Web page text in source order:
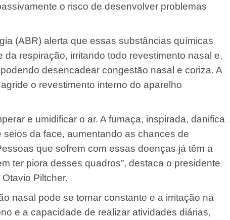
o risco de desenvolver problemas
(ABR) alerta que essas substâncias químicas
respiração, irritando todo revestimento nasal e,
desencadear congestão nasal e coriza. A
o revestimento interno do aparelho
e umidificar o ar. A fumaça, inspirada, danifica
da face, aumentando as chances de
que sofrem com essas doenças já têm a
ter piora desses quadros”, destaca o presidente
Piltcher.
nasal pode se tornar constante e a irritação na
e a capacidade de realizar atividades diárias,